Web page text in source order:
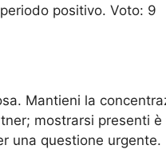
positivo. Voto: 9
Mantieni la
mostrarsi presenti
una questione urgente.